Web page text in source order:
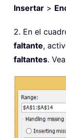
Insertar >
2. En el
faltante,
faltantes.